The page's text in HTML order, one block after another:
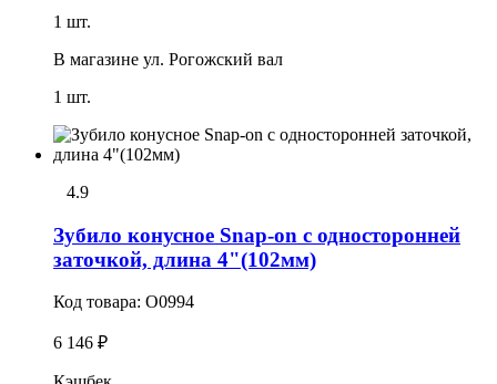
1 шт.
В магазине ул. Рогожский вал
1 шт.
4.9
Зубило конусное Snap-on с односторонней
заточкой, длина 4"(102мм)
Код товара: O0994
6 146 ₽